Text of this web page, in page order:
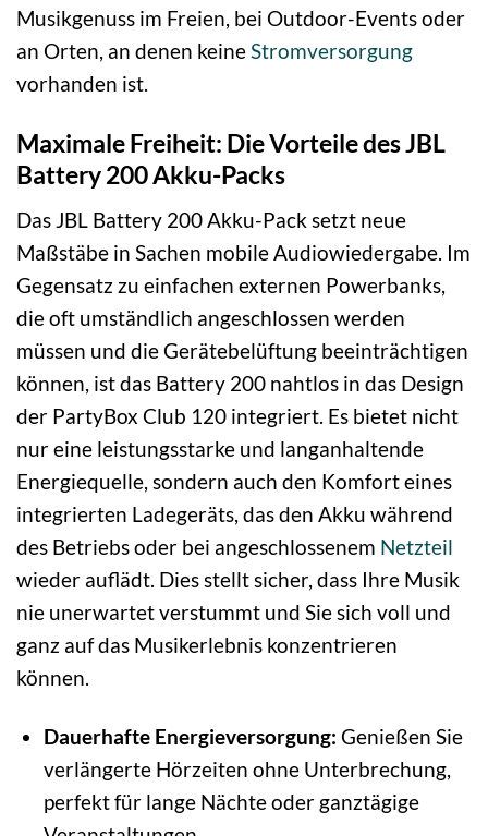
Musikgenuss im Freien, bei Outdoor-Events oder
an Orten, an denen keineStromversorgung
vorhanden ist.
Maximale Freiheit: Die Vorteile des JBL
Battery 200 Akku-Packs
Das JBL Battery 200 Akku-Pack setzt neue
Maßstäbe in Sachen mobile Audiowiedergabe. Im
Gegensatz zu einfachen externen Powerbanks,
die oft umständlich angeschlossen werden
müssen und die Gerätebelüftung beeinträchtigen
können, ist das Battery 200 nahtlos in das Design
der PartyBox Club 120 integriert. Es bietet nicht
nur eine leistungsstarke und langanhaltende
Energiequelle, sondern auch den Komfort eines
integrierten Ladegeräts, das den Akku während
des Betriebs oder bei angeschlossenem Netzteil
wieder auflädt. Dies stellt sicher, dass Ihre Musik
nie unerwartet verstummt und Sie sich voll und
ganz auf das Musikerlebnis konzentrieren
können.
Dauerhafte Energieversorgung: Genießen Sie
verlängerte Hörzeiten ohne Unterbrechung,
perfekt für lange Nächte oder ganztägige